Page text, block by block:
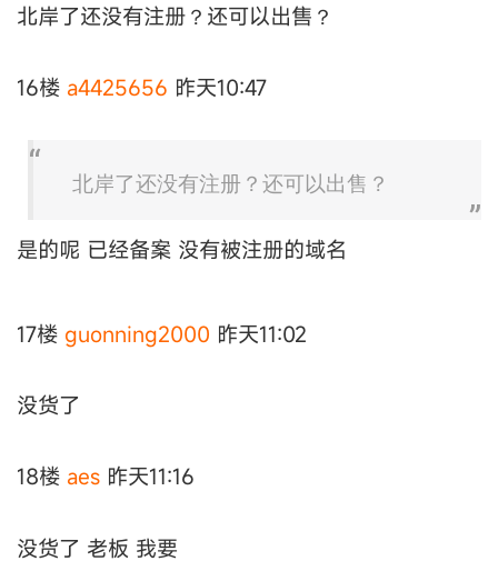
北岸了还没有注册？还可以出售？
16楼 a4425656 昨天10:47
北岸了还没有注册？还可以出售？
是的呢 已经备案 没有被注册的域名
17楼 guonning2000 昨天11:02
没货了
18楼 aes 昨天11:16
没货了 老板 我要